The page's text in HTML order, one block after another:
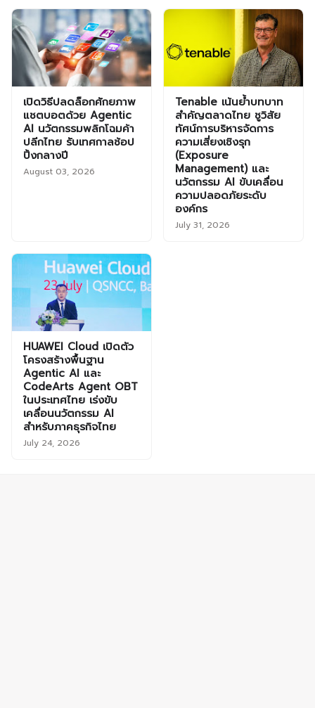
เปิดวิธีปลดล็อกศักยภาพ
แชตบอตด้วย Agentic
AI นวัตกรรมพลิกโฉมค้า
ปลีกไทย รับเทศกาลช้อป
ปิ้งกลางปี
August 03, 2026
Tenable เน้นย้ำบทบาท
สำคัญตลาดไทย ชูวิสัย
ทัศน์การบริหารจัดการ
ความเสี่ยงเชิงรุก
(Exposure
Management) และ
นวัตกรรม AI ขับเคลื่อน
ความปลอดภัยระดับ
องค์กร
July 31, 2026
HUAWEI Cloud เปิดตัว
โครงสร้างพื้นฐาน
Agentic AI และ
CodeArts Agent OBT
ในประเทศไทย เร่งขับ
เคลื่อนนวัตกรรม AI
สำหรับภาคธุรกิจไทย
July 24, 2026